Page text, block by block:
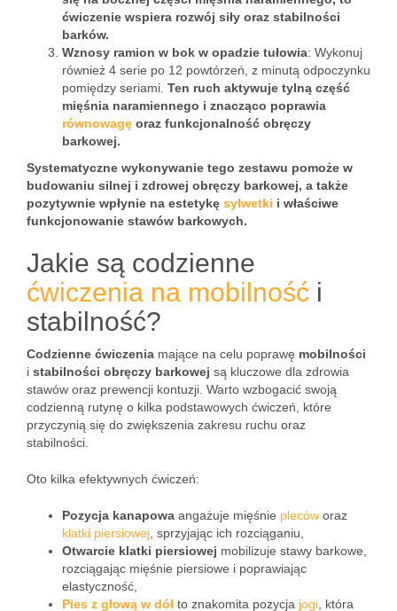
ćwiczenie wspiera rozwój siły oraz stabilności
barków.
Wznosy ramion w bok w opadzie tułowia: Wykonuj
również 4 serie po 12 powtórzeń, z minutą odpoczynku
pomiędzy seriami. Ten ruch aktywuje tylną część
mięśnia naramiennego i znacząco poprawia
równowagę oraz funkcjonalność obręczy
barkowej.
Systematyczne wykonywanie tego zestawu pomoże w
budowaniu silnej i zdrowej obręczy barkowej, a także
pozytywnie wpłynie na estetykę sylwetki i właściwe
funkcjonowanie stawów barkowych.
Jakie są codzienne
ćwiczenia na mobilność i
stabilność?
Codzienne ćwiczenia mające na celu poprawę mobilności
i stabilności obręczy barkowej są kluczowe dla zdrowia
stawów oraz prewencji kontuzji. Warto wzbogacić swoją
codzienną rutynę o kilka podstawowych ćwiczeń, które
przyczynią się do zwiększenia zakresu ruchu oraz
stabilności.
Oto kilka efektywnych ćwiczeń:
Pozycja kanapowa angażuje mięśnie pleców oraz
klatki piersiowej , sprzyjając ich rozciąganiu,
Otwarcie klatki piersiowej mobilizuje stawy barkowe,
rozciągając mięśnie piersiowe i poprawiając
elastyczność,
Pies z głową w dół to znakomita pozycja jogi , która